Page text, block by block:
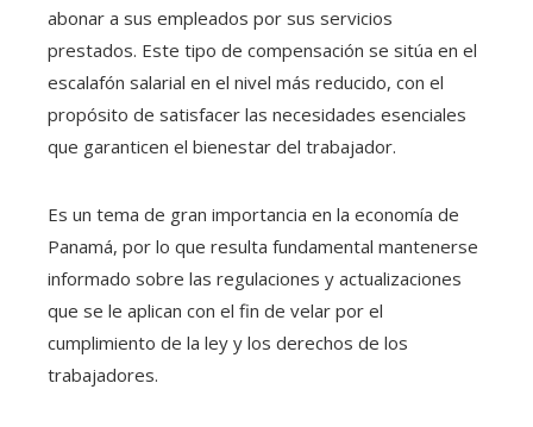
abonar a sus empleados por sus servicios
prestados. Este tipo de compensación se sitúa en el
escalafón salarial en el nivel más reducido, con el
propósito de satisfacer las necesidades esenciales
que garanticen el bienestar del trabajador.
Es un tema de gran importancia en la economía de
Panamá, por lo que resulta fundamental mantenerse
informado sobre las regulaciones y actualizaciones
que se le aplican con el fin de velar por el
cumplimiento de la ley y los derechos de los
trabajadores.